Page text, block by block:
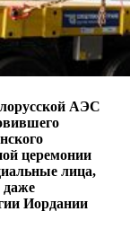
АЭС
церемонии
лица,
даже
Иордании